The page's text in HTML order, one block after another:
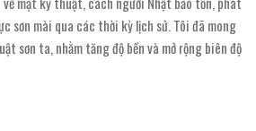
sơn mài qua các thời kỳ lịch sử. Tôi đã mong
sơn ta, nhằm tăng độ bền và mở rộng biên độ